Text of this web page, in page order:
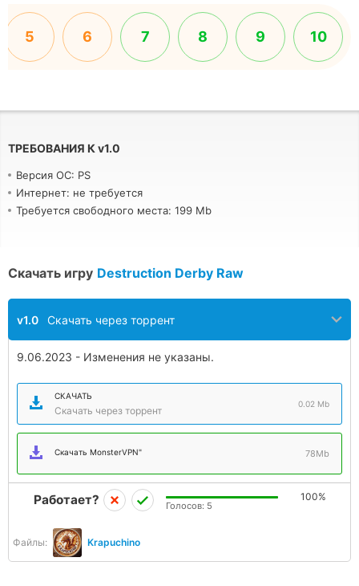
5 6 7 8 9 10
ТРЕБОВАНИЯ К v1.0
Версия ОС: PS
Интернет: не требуется
Требуется свободного места: 199 Mb
Скачать игру Destruction Derby Raw
v1.0 Скачать через торрент
9.06.2023 - Изменения не указаны.
СКАЧАТЬ
Скачать через торрент
0.02 Mb
Скачать MonsterVPN" 78Mb
Файлы: Krapuchino
Работает? 100%
Голосов: 5